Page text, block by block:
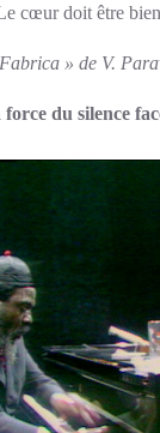
cœur doit être
» de V.
du silence